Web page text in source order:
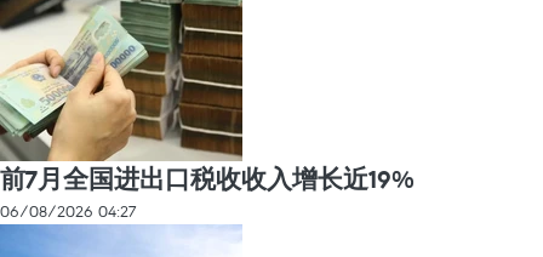
前7月全国进出口税收收入增长近19%
06/08/2026 04:27